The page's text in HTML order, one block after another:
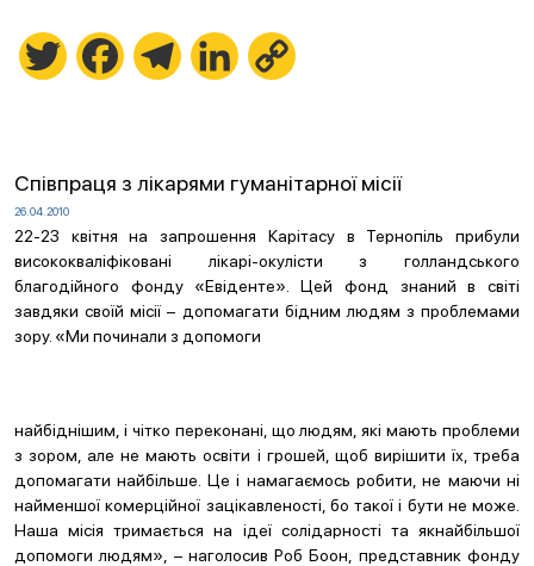
Twitter FacebookTelegramLinkedIn
Співпраця з лікарями гуманітарної місії
26.04.2010
22-23 квітня на запрошення Карітасу в Тернопіль прибули
висококваліфіковані лікарі-окулісти з голландського
благодійного фонду «Евіденте». Цей фонд знаний в світі
завдяки своїй місії – допомагати бідним людям з проблемами
зору. «Ми починали з допомоги
найбіднішим, і чітко переконані, що людям, які мають проблеми
з зором, але не мають освіти і грошей, щоб вирішити їх, треба
допомагати найбільше. Це і намагаємось робити, не маючи ні
найменшої комерційної зацікавленості, бо такої і бути не може.
Наша місія тримається на ідеї солідарності та якнайбільшої
допомоги людям», – наголосив Роб Боон, представник фонду